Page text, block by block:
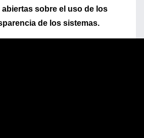
sobre el uso de los
de los sistemas.